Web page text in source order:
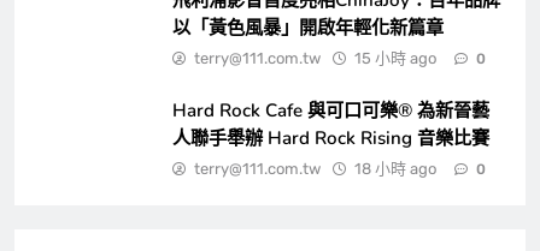
以「黃色風暴」開啟年輕化新篇章
terry@111.com.tw 15 小時 ago 0
Hard Rock Cafe 與可口可樂® 為新晉藝
人聯手舉辦 Hard Rock Rising 音樂比賽
terry@111.com.tw 18 小時 ago 0